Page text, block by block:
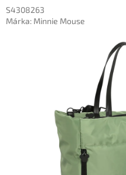
S4308263
Márka: Minnie Mouse